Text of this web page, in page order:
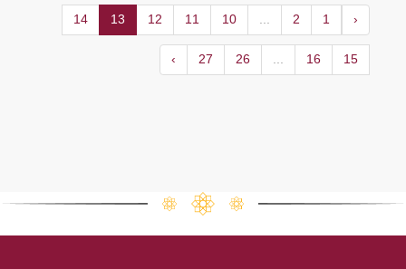
‹
1
2
...
10
11
12
13
14
15
16
...
26
27
›